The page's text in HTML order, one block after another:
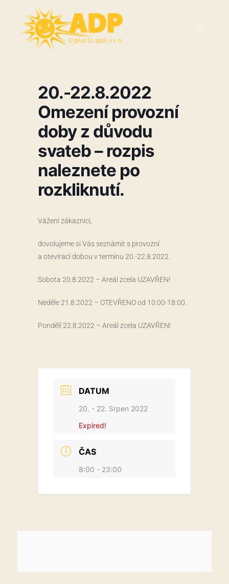
20.-22.8.2022
Omezení provozní
doby z důvodu
svateb – rozpis
naleznete po
rozkliknutí.
Vážení zákazníci,
dovolujeme si Vás seznámit s provozní
a otevírací dobou v termínu 20.-22.8.2022.
Sobota 20.8.2022 – Areál zcela UZAVŘEN!
Neděle 21.8.2022 – OTEVŘENO od 10:00-18:00.
Pondělí 22.8.2022 – Areál zcela UZAVŘEN!
DATUM
20. - 22. Srpen 2022
Expired!
ČAS
8:00 - 23:00